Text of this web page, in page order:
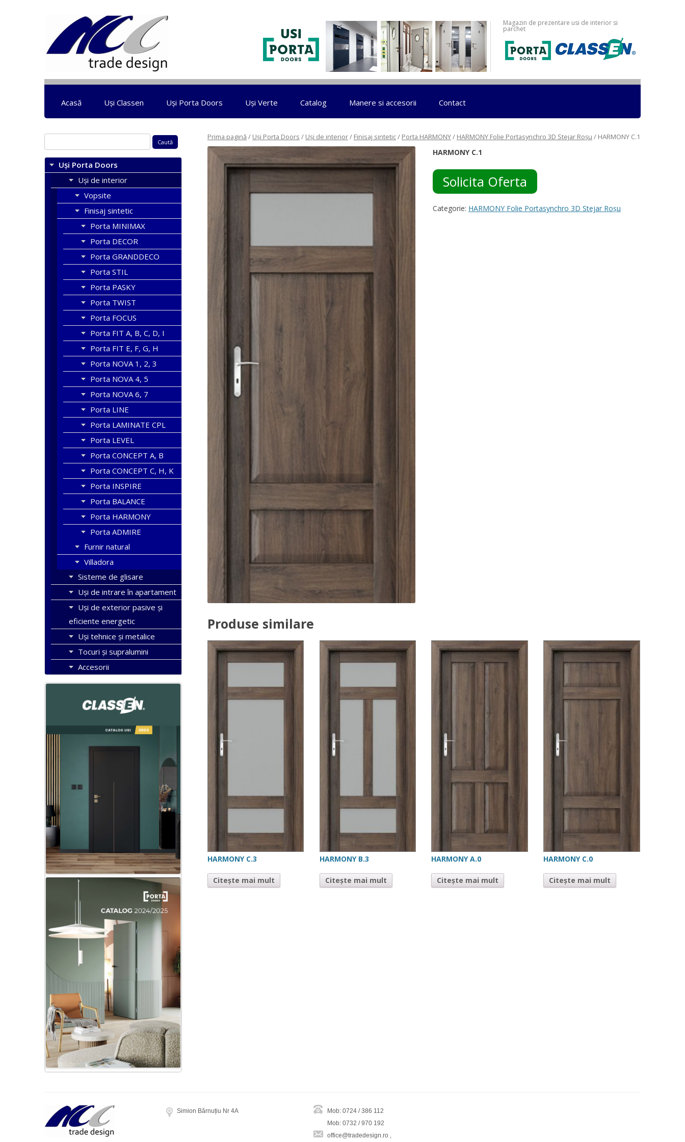
Magazin de prezentare usi de interior si
parchet
Sari la conținut
Acasă Uși Classen Uși Porta Doors Uși Verte Catalog Manere si accesorii Contact
Prima pagină / Uși Porta Doors / Uși de interior/ Finisaj sintetic/ Porta HARMONY/ HARMONY Folie Portasynchro 3D Stejar Roșu / HARMONY C.1
HARMONY C.1
Solicita Oferta
Categorie: HARMONY Folie Portasynchro 3D Stejar Roșu
Produse similare
HARMONY C.3
Citește mai mult
HARMONY B.3
Citește mai mult
HARMONY A.0
Citește mai mult
HARMONY C.0
Citește mai mult
după:
Uși Porta Doors
Uși de interior
Vopsite
Finisaj sintetic
Porta MINIMAX
Porta DECOR
Porta GRANDDECO
Porta STIL
Porta PASKY
Porta TWIST
Porta FOCUS
Porta FIT A, B, C, D, I
Porta FIT E, F, G, H
Porta NOVA 1, 2, 3
Porta NOVA 4, 5
Porta NOVA 6, 7
Porta LINE
Porta LAMINATE CPL
Porta LEVEL
Porta CONCEPT A, B
Porta CONCEPT C, H, K
Porta INSPIRE
Porta BALANCE
Porta HARMONY
Porta ADMIRE
Furnir natural
Villadora
Sisteme de glisare
Uși de intrare în apartament
Uşi de exterior pasive şi
eficiente energetic
Uși tehnice și metalice
Tocuri şi supralumini
Accesorii
Simion Bărnuțiu Nr 4A
Mob: 0724 / 386 112
Mob: 0732 / 970 192
office@tradedesign.ro ,